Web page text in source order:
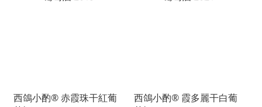
西鴿小酌® 赤霞珠干紅葡
西鴿小酌® 霞多麗干白葡